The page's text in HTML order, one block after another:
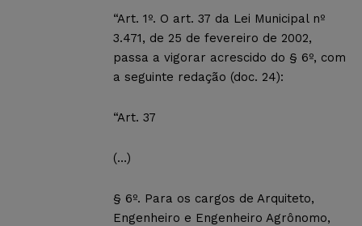
“Art. 1º. O art. 37 da Lei Municipal nº
3.471, de 25 de fevereiro de 2002,
passa a vigorar acrescido do § 6º, com
a seguinte redação (doc. 24):
“Art. 37
(…)
§ 6º. Para os cargos de Arquiteto,
Engenheiro e Engenheiro Agrônomo,